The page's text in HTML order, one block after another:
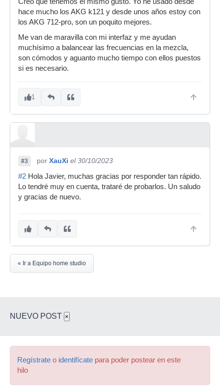
hace mucho los AKG k121 y desde unos años estoy con
los AKG 712-pro, son un poquito mejores.
Me van de maravilla con mi interfaz y me ayudan
muchísimo a balancear las frecuencias en la mezcla,
son cómodos y aguanto mucho tiempo con ellos puestos
si es necesario.
1
#3 por XauXi el 30/10/2023
#2 Hola Javier, muchas gracias por responder tan rápido.
Lo tendré muy en cuenta, trataré de probarlos. Un saludo
y gracias de nuevo.
« Ir a Equipo home studio
NUEVO POST ×
Regístrate o identifícate para poder postear en este
hilo